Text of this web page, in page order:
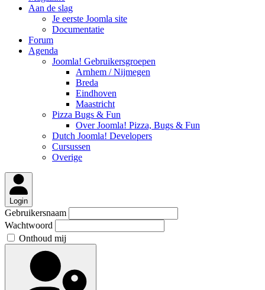
Aan de slag
Je eerste Joomla site
Documentatie
Forum
Agenda
Joomla! Gebruikersgroepen
Arnhem / Nijmegen
Breda
Eindhoven
Maastricht
Pizza Bugs & Fun
Over Joomla! Pizza, Bugs & Fun
Dutch Joomla! Developers
Cursussen
Overige
Login
Gebruikersnaam
Wachtwoord
Onthoud mij